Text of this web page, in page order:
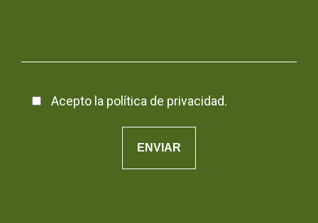
Acepto la política de privacidad.